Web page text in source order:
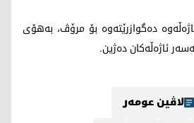
دەگوازرێتەوە بۆ مرۆڤ، بەهۆی
ئاژەڵەکان دەژین.
لاڤین عومەر